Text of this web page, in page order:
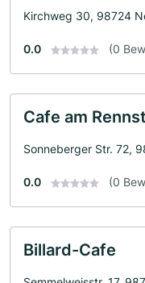
Kirchweg 30, 98724
0.0 (0
Cafe am
Sonneberger Str. 72,
0.0 (0
Billard-Cafe